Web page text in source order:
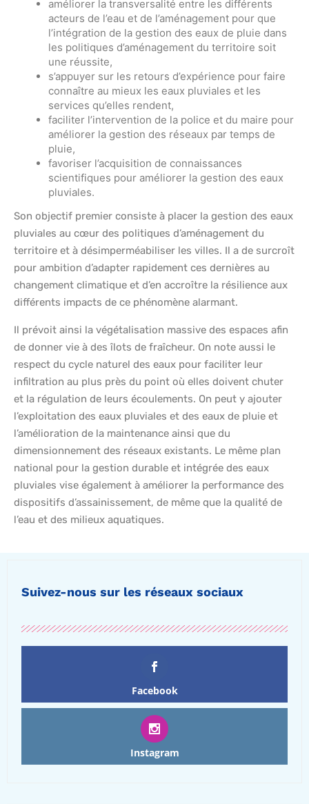
améliorer la transversalité entre les différents
acteurs de l’eau et de l’aménagement pour que
l’intégration de la gestion des eaux de pluie dans
les politiques d’aménagement du territoire soit
une réussite,
s’appuyer sur les retours d’expérience pour faire
connaître au mieux les eaux pluviales et les
services qu’elles rendent,
faciliter l’intervention de la police et du maire pour
améliorer la gestion des réseaux par temps de
pluie,
favoriser l’acquisition de connaissances
scientifiques pour améliorer la gestion des eaux
pluviales.
Son objectif premier consiste à placer la gestion des eaux
pluviales au cœur des politiques d’aménagement du
territoire et à désimperméabiliser les villes. Il a de surcroît
pour ambition d’adapter rapidement ces dernières au
changement climatique et d’en accroître la résilience aux
différents impacts de ce phénomène alarmant.
Il prévoit ainsi la végétalisation massive des espaces afin
de donner vie à des îlots de fraîcheur. On note aussi le
respect du cycle naturel des eaux pour faciliter leur
infiltration au plus près du point où elles doivent chuter
et la régulation de leurs écoulements. On peut y ajouter
l’exploitation des eaux pluviales et des eaux de pluie et
l’amélioration de la maintenance ainsi que du
dimensionnement des réseaux existants. Le même plan
national pour la gestion durable et intégrée des eaux
pluviales vise également à améliorer la performance des
dispositifs d’assainissement, de même que la qualité de
l’eau et des milieux aquatiques.
Suivez-nous sur les réseaux sociaux
Facebook
Instagram